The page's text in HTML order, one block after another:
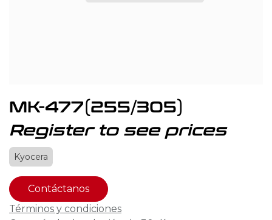
MK-477(255/305)
Register to see prices
Kyocera
Contáctanos
Términos y condiciones